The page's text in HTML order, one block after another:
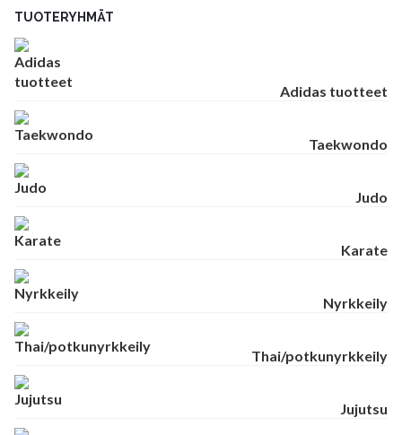
TUOTERYHMÄT
Adidas tuotteet
Taekwondo
Judo
Karate
Nyrkkeily
Thai/potkunyrkkeily
Jujutsu